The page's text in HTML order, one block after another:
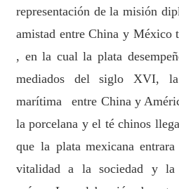
representación de la misión
amistad entre China y México
, en la cual la plata
mediados del siglo XVI,
marítima entre China y
la porcelana y el té chinos
que la plata mexicana entrara
vitalidad a la sociedad y la